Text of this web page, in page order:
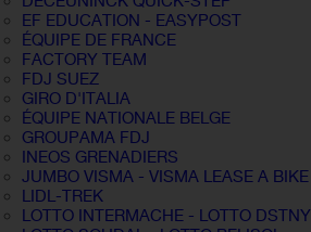
EF EDUCATION - EASYPOST
ÉQUIPE DE FRANCE
FACTORY TEAM
FDJ SUEZ
GIRO D'ITALIA
ÉQUIPE NATIONALE BELGE
GROUPAMA FDJ
INEOS GRENADIERS
JUMBO VISMA - VISMA LEASE A BIKE
LIDL-TREK
LOTTO INTERMACHE - LOTTO DSTNY